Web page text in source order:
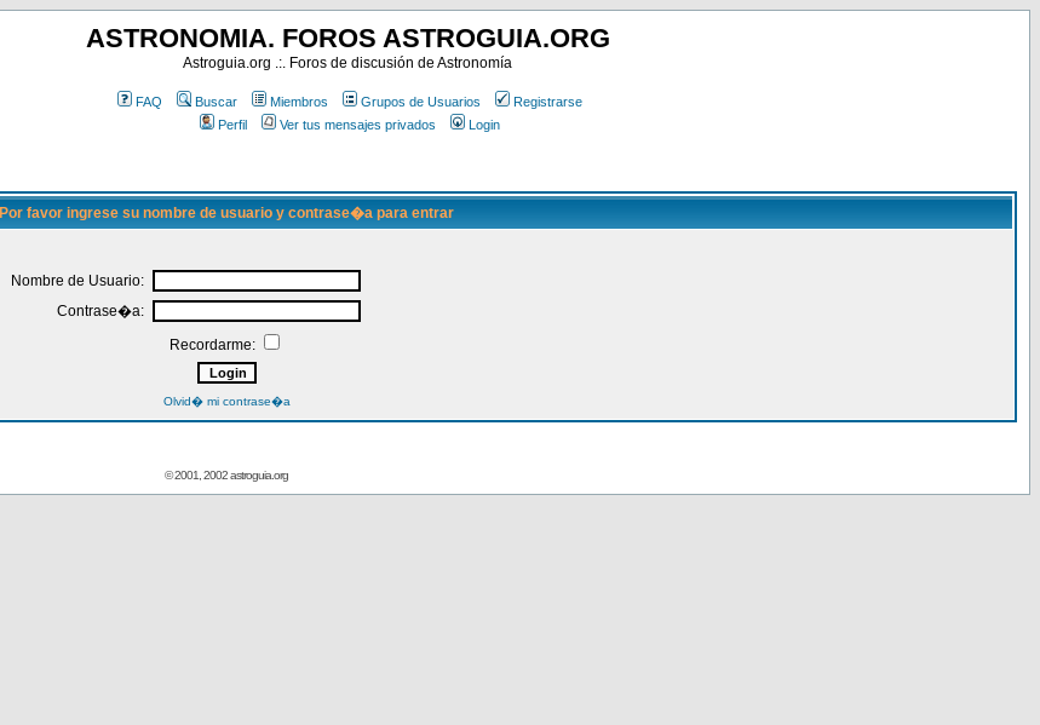
ASTRONOMIA. FOROS ASTROGUIA.ORG
Astroguia.org .:. Foros de discusión de Astronomía
FAQ Buscar Miembros Grupos de Usuarios
Registrarse
Perfil
Ver tus mensajes privados Login
Por favor ingrese su nombre de usuario y contrase�a para entrar
Nombre de Usuario:
Contrase�a:
Recordarme:
Olvid� mi contrase�a
© 2001, 2002 astroguia.org